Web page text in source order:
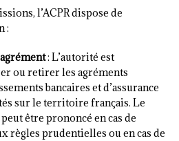
l’ACPR dispose de
:
: L’autorité est
ou retirer les agréments
bancaires et d’assurance
sur le territoire français. Le
être prononcé en cas de
règles prudentielles ou en cas de